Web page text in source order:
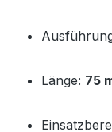
Länge: 75